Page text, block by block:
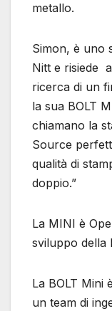
metallo.
Simon, è uno
Nitt e risiede
ricerca di un
la sua BOLT
chiamano la
Source
qualità di
doppio.”
La MINI è
sviluppo della
La BOLT Mini
un team di